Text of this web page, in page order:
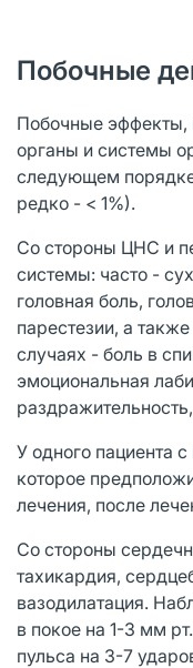
Побочные
Побочные эффекты,
органы и системы
следующем порядке
редко - < 1%).
Со стороны ЦНС и
системы: часто -
головная боль,
парестезии, а
случаях - боль в
эмоциональная
У одного пациента
которое
лечения, после
Со стороны
тахикардия,
вазодилатация.
в покое на 1-3 мм
пульса на 3-7